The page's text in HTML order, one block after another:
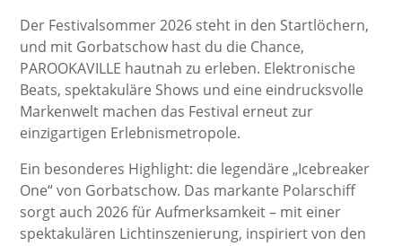
Der Festivalsommer 2026 steht in den Startlöchern,
und mit Gorbatschow hast du die Chance,
PAROOKAVILLE hautnah zu erleben. Elektronische
Beats, spektakuläre Shows und eine eindrucksvolle
Markenwelt machen das Festival erneut zur
einzigartigen Erlebnismetropole.
Ein besonderes Highlight: die legendäre „Icebreaker
One“ von Gorbatschow. Das markante Polarschiff
sorgt auch 2026 für Aufmerksamkeit – mit einer
spektakulären Lichtinszenierung, inspiriert von den